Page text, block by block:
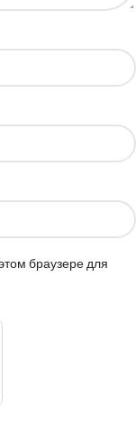
браузере для